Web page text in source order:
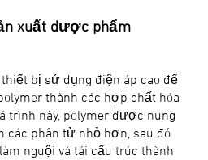
xuất dược phẩm
bị sử dụng điện áp cao để
thành các hợp chất hóa
trình này, polymer được nung
các phân tử nhỏ hơn, sau đó
nguội và tái cấu trúc thành